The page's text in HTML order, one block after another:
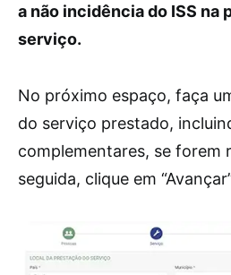
a não incidência do ISS na
serviço.
No próximo espaço, faça
do serviço prestado,
complementares, se forem
seguida, clique em